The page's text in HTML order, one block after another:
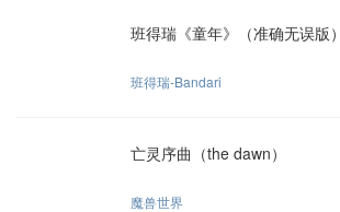
班得瑞《童年》（准确无误版）
班得瑞-Bandari
亡灵序曲（the dawn）
魔兽世界